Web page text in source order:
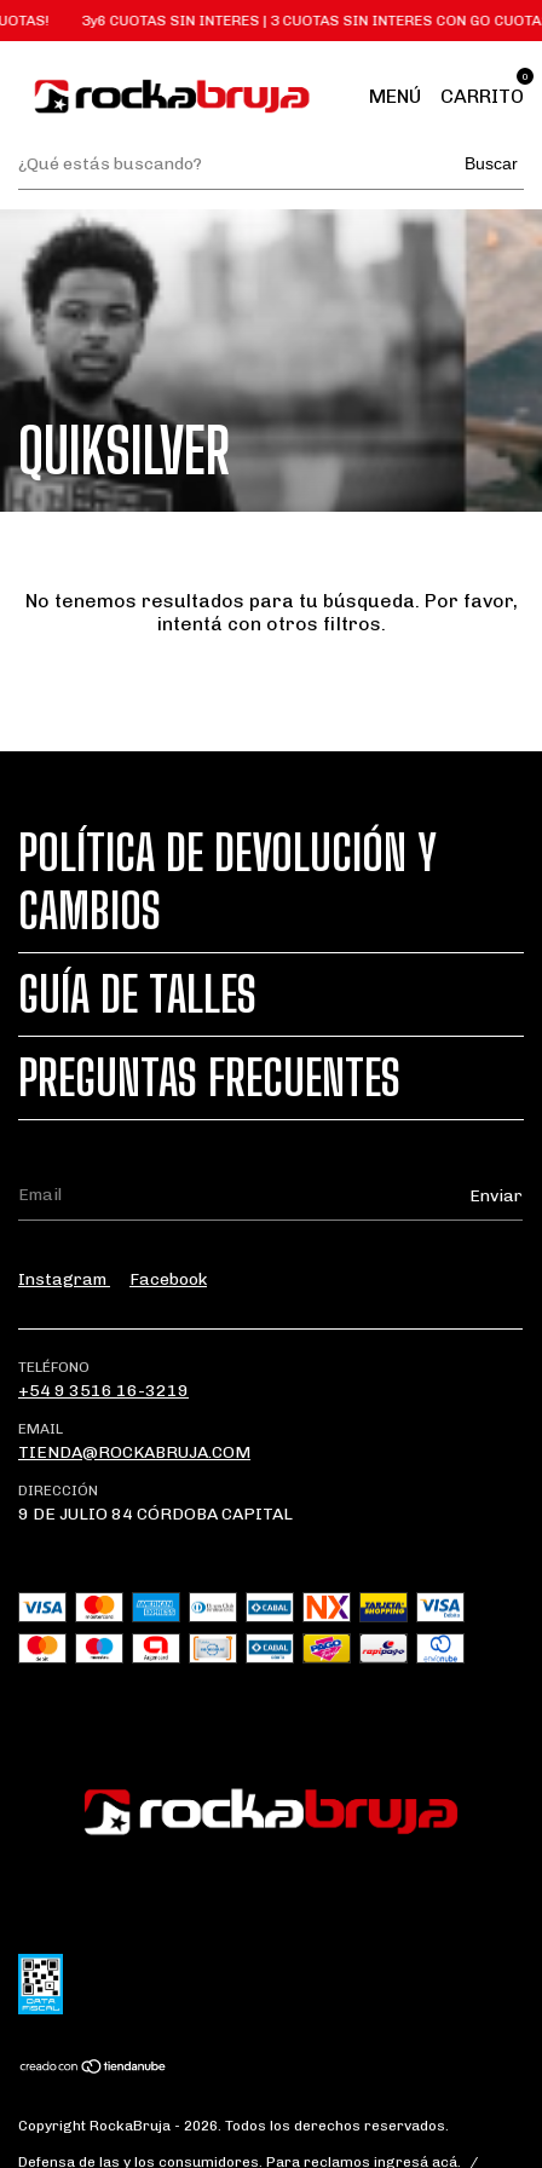
3y6 CUOTAS SIN INTERES | 3 CUOTAS SIN INTERES CON GO
MENÚ CARRITO
0
Buscar
QUIKSILVER
No tenemos resultados para tu búsqueda. Por favor,
intentá con otros filtros.
POLÍTICA DE DEVOLUCIÓN Y
CAMBIOS
GUÍA DE TALLES
PREGUNTAS FRECUENTES
Instagram Facebook
TELÉFONO
+54 9 3516 16-3219
EMAIL
TIENDA@ROCKABRUJA.COM
DIRECCIÓN
9 DE JULIO 84 CÓRDOBA CAPITAL
Copyright RockaBruja - 2026. Todos los derechos reservados.
Defensa de las y los consumidores. Para reclamos ingresá acá. /